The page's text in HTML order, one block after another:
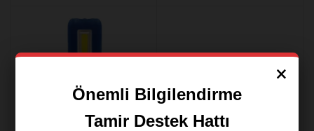
Yeni Ürünlerden İlk Siz Haberdar Olun.
×
Önemli Bilgilendirme
Tamir Destek Hattı